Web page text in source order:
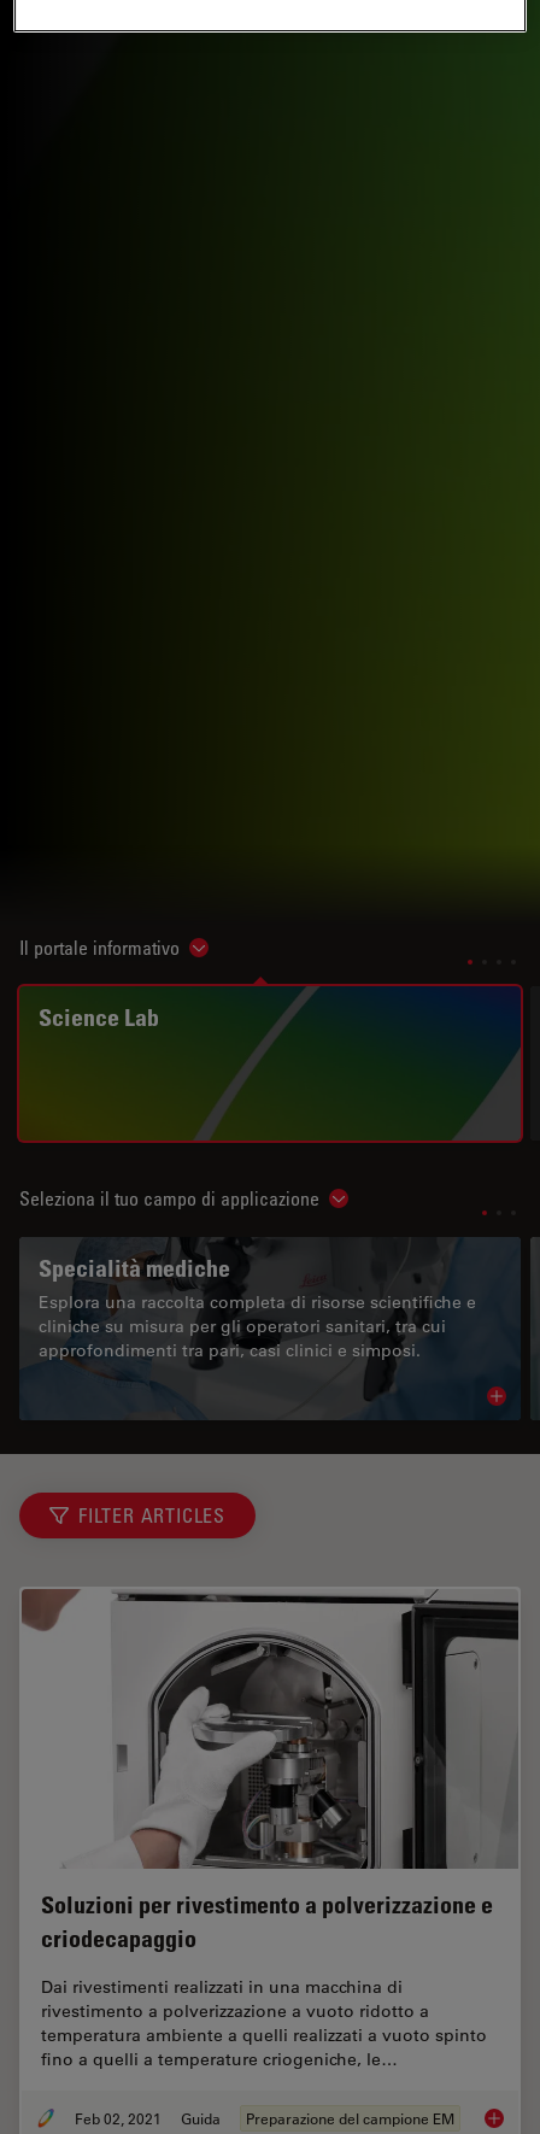
Il portale informativo Show subnavigation
Science Lab
Seleziona il tuo campo di applicazione Show subnavigation
Specialità mediche
Esplora una raccolta completa di risorse scientifiche e
cliniche su misura per gli operatori sanitari, tra cui
approfondimenti tra pari, casi clinici e simposi.
FILTER ARTICLES
Soluzioni per rivestimento a polverizzazione e
criodecapaggio
Dai rivestimenti realizzati in una macchina di
rivestimento a polverizzazione a vuoto ridotto a
temperatura ambiente a quelli realizzati a vuoto spinto
fino a quelli a temperature criogeniche, le…
Feb 02, 2021 Guida Preparazione del campione EM